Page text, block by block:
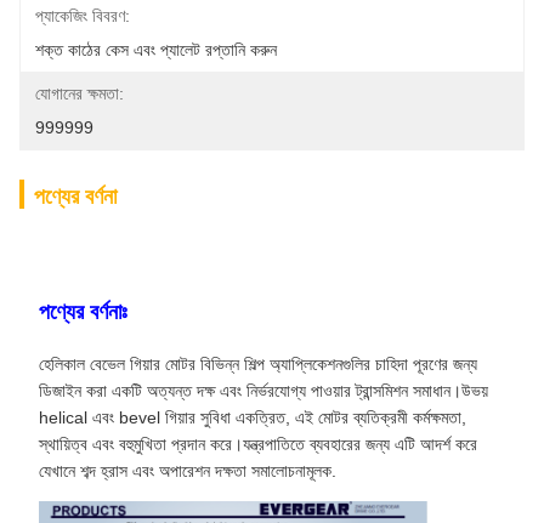
প্যাকেজিং বিবরণ:
শক্ত কাঠের কেস এবং প্যালেট রপ্তানি করুন
যোগানের ক্ষমতা:
999999
পণ্যের বর্ণনা
পণ্যের বর্ণনাঃ
হেলিকাল বেভেল গিয়ার মোটর বিভিন্ন শিল্প অ্যাপ্লিকেশনগুলির চাহিদা পূরণের জন্য
ডিজাইন করা একটি অত্যন্ত দক্ষ এবং নির্ভরযোগ্য পাওয়ার ট্রান্সমিশন সমাধান।উভয়
helical এবং bevel গিয়ার সুবিধা একত্রিত, এই মোটর ব্যতিক্রমী কর্মক্ষমতা,
স্থায়িত্ব এবং বহুমুখিতা প্রদান করে।যন্ত্রপাতিতে ব্যবহারের জন্য এটি আদর্শ করে
যেখানে শব্দ হ্রাস এবং অপারেশন দক্ষতা সমালোচনামূলক.